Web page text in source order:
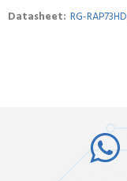
Datasheet RG-